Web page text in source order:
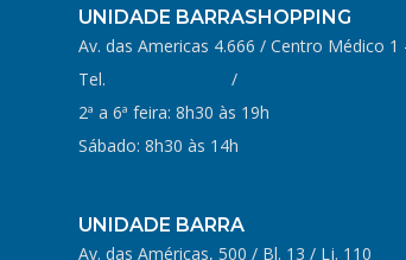
UNIDADE BARRASHOPPING
Av. das Americas 4.666 / Centro Médico 1
Tel.
/
2ª a 6ª feira: 8h30 às 19h
Sábado: 8h30 às 14h
UNIDADE BARRA
Av. das Américas, 500 / Bl. 13 / Lj. 110